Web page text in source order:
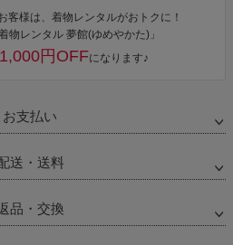
客様は、着物レンタルがおトクに！
物レンタル 夢館(ゆめやかた)」
円OFFになります♪
お支払い
送・送料
品・交換